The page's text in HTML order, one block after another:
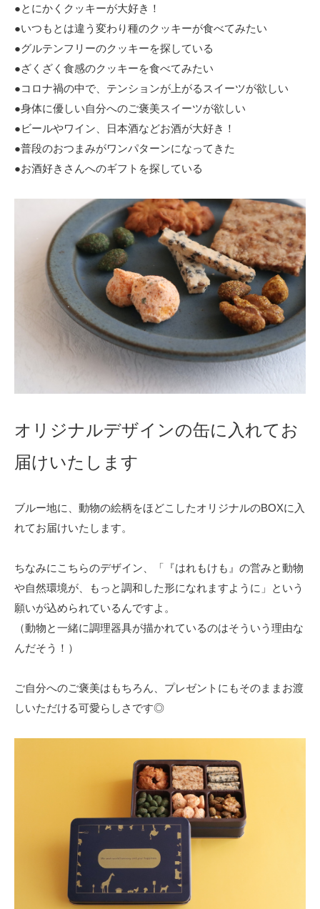
●とにかくクッキーが大好き！
●いつもとは違う変わり種のクッキーが食べてみたい
●グルテンフリーのクッキーを探している
●ざくざく食感のクッキーを食べてみたい
●コロナ禍の中で、テンションが上がるスイーツが欲しい
●身体に優しい自分へのご褒美スイーツが欲しい
●ビールやワイン、日本酒などお酒が大好き！
●普段のおつまみがワンパターンになってきた
●お酒好きさんへのギフトを探している
オリジナルデザインの缶に入れてお
届けいたします
ブルー地に、動物の絵柄をほどこしたオリジナルのBOXに入
れてお届けいたします。
ちなみにこちらのデザイン、「『はれもけも』の営みと動物
や自然環境が、もっと調和した形になれますように」という
願いが込められているんですよ。
（動物と一緒に調理器具が描かれているのはそういう理由な
んだそう！）
ご自分へのご褒美はもちろん、プレゼントにもそのままお渡
しいただける可愛らしさです◎